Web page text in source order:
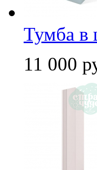
Тумба
11 000